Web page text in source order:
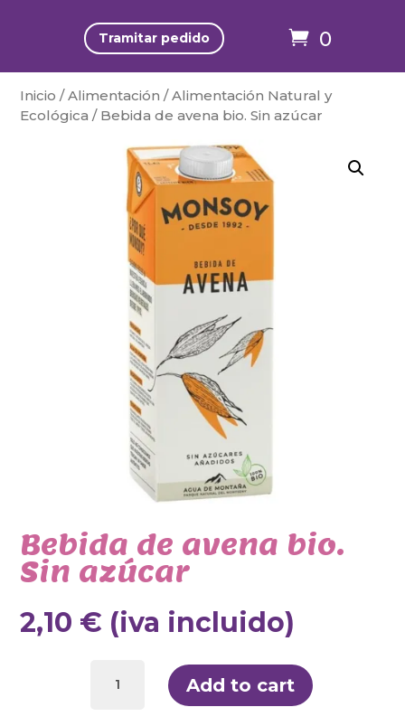
Tramitar pedido 0
Inicio /Alimentación /Alimentación Natural y
Ecológica / Bebida de avena bio. Sin azúcar
Bebida de avena bio.
Sin azúcar
2,10 € (iva incluido)
Add to cart